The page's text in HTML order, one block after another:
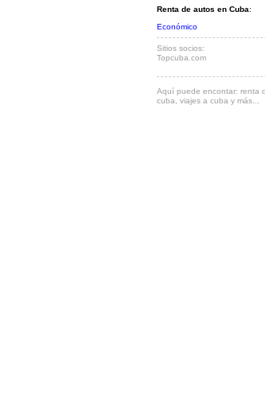
Renta de autos en Cuba:
Económico
Sitios socios:
Topcuba.com
Aquí puede encontar: renta
cuba, viajes a cuba y más...